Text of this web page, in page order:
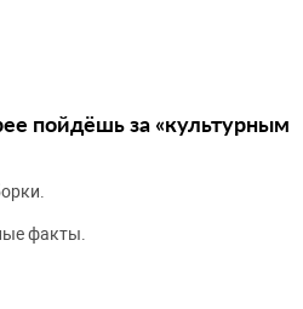
пойдёшь за «культурным
факты.